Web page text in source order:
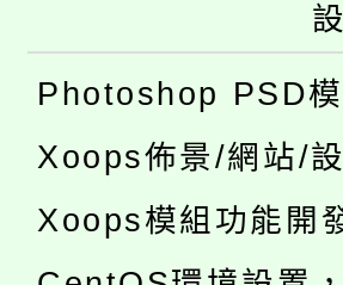
Photoshop PSD
Xoops佈景/網站/
Xoops模組功能開